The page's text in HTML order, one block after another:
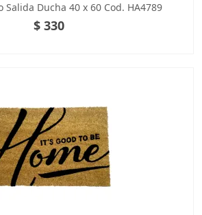
Salida Ducha 40 x 60 Cod. HA4789
$ 330